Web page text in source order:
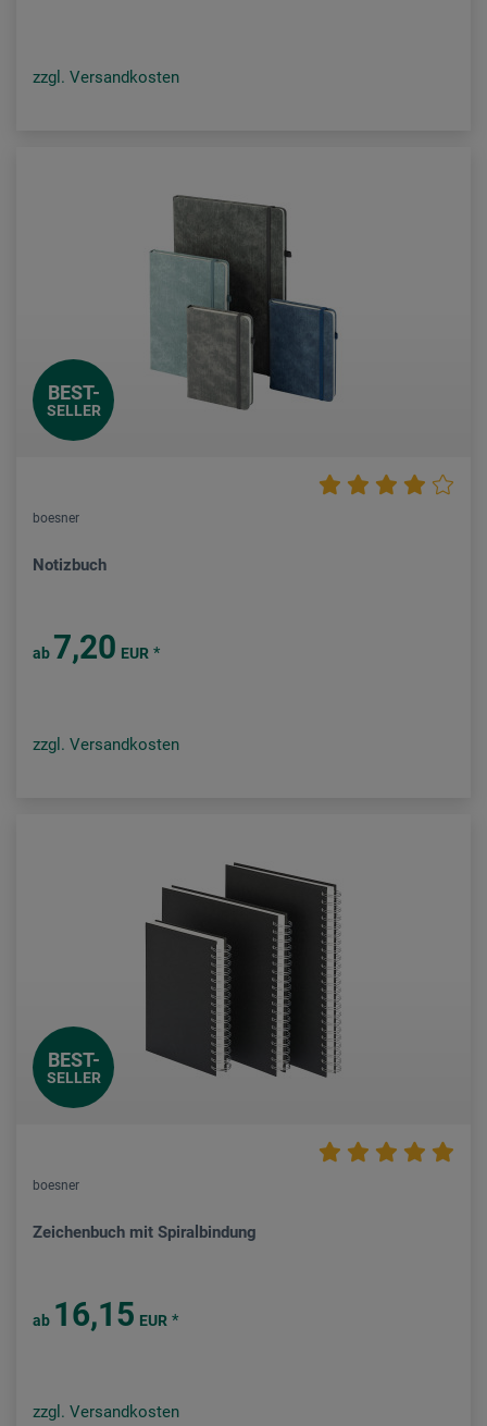
zzgl. Versandkosten
BEST-
SELLER
boesner
Notizbuch
ab 7,20 EUR *
zzgl. Versandkosten
BEST-
SELLER
boesner
Zeichenbuch mit Spiralbindung
ab 16,15 EUR *
zzgl. Versandkosten